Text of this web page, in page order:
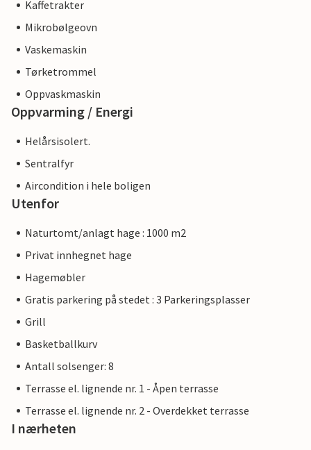
Kaffetrakter
Mikrobølgeovn
Vaskemaskin
Tørketrommel
Oppvaskmaskin
Oppvarming / Energi
Helårsisolert.
Sentralfyr
Aircondition i hele boligen
Utenfor
Naturtomt/anlagt hage : 1000 m2
Privat innhegnet hage
Hagemøbler
Gratis parkering på stedet : 3 Parkeringsplasser
Grill
Basketballkurv
Antall solsenger: 8
Terrasse el. lignende nr. 1 - Åpen terrasse
Terrasse el. lignende nr. 2 - Overdekket terrasse
I nærheten